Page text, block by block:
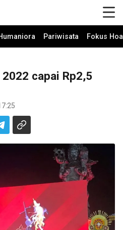
Pariwisata Fokus
capai Rp2,5